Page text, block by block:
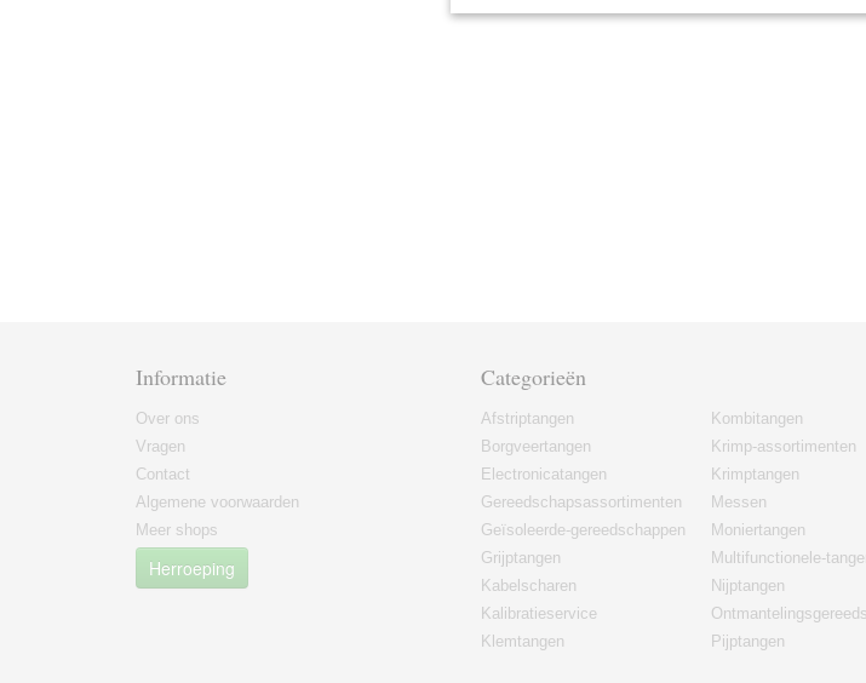
Informatie
Over ons
Vragen
Contact
Algemene voorwaarden
Meer shops
Herroeping
Categorieën
Afstriptangen
Borgveertangen
Electronicatangen
Gereedschapsassortimenten
Geïsoleerde-gereedschappen
Grijptangen
Kabelscharen
Kalibratieservice
Klemtangen
Kombitangen
Krimp-assortimenten
Krimptangen
Messen
Moniertangen
Multifunctionele-
Nijptangen
Pijptangen